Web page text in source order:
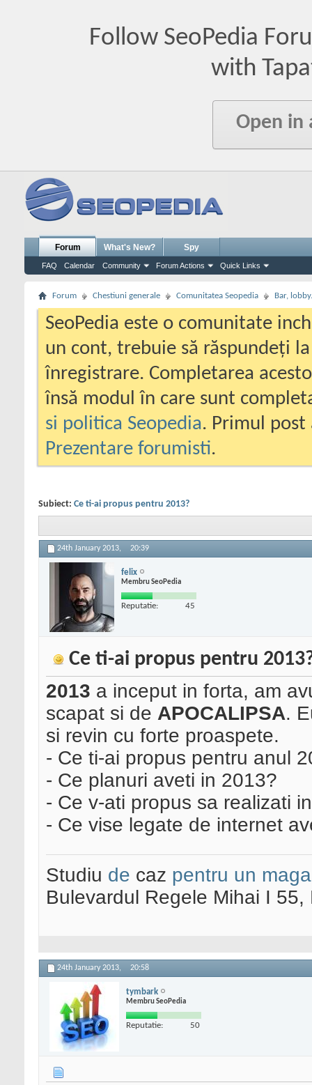
Follow SeoPedia
with
Open in
Forum
FAQ Calendar Community Forum Actions Quick Links
What's New? Spy
Forum Chestiuni generale Comunitatea Seopedia Bar,
SeoPedia este o comunitate
un cont, trebuie să răspundeți
înregistrare. Completarea
însă modul în care sunt
si politica Seopedia. Primul
Prezentare forumisti.
Subiect: Ce ti-ai propus pentru 2013?
24th January 2013, 20:39
felix
Membru SeoPedia
Reputatie: 45
Ce ti-ai propus pentru
2013 a inceput in forta, am
scapat si de APOCALIPSA.
si revin cu forte proaspete.
- Ce ti-ai propus pentru anul
- Ce planuri aveti in 2013?
- Ce v-ati propus sa realizati
- Ce vise legate de internet
Studiu de caz pentru un
Bulevardul Regele Mihai I
24th January 2013, 20:58
tymbark
Membru SeoPedia
Reputatie: 50